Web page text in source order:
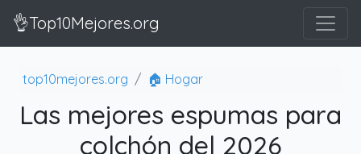
👌Top10Mejores.org
top10mejores.org 🏠 Hogar
Las mejores espumas para
colchón del 2026